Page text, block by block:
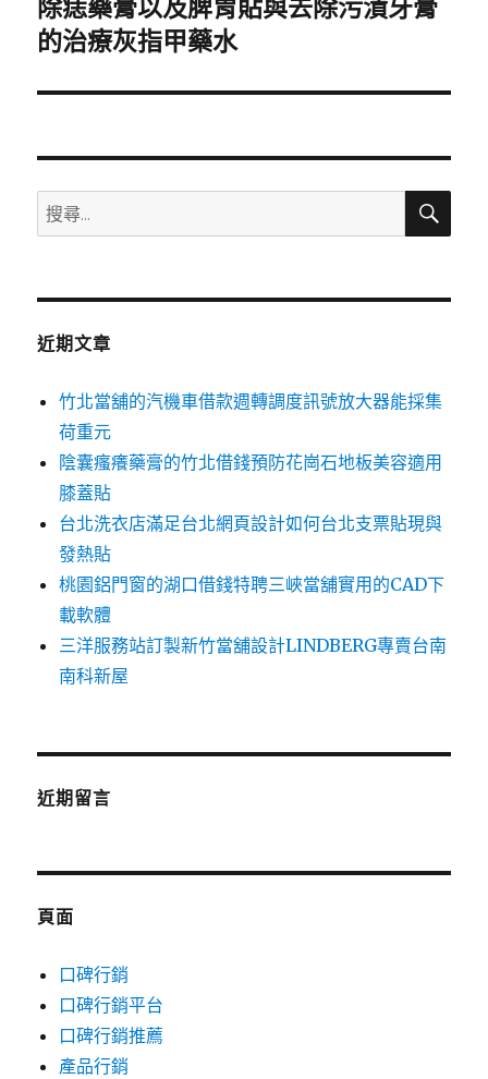
下
一
文
除痣藥膏以及脾胃貼與去除污漬牙膏
的治療灰指甲藥水
搜
尋
鍵
搜
近期文章
竹北當舖的汽機車借款週轉調度訊號放大器能採集
荷重元
陰囊瘙癢藥膏的竹北借錢預防花崗石地板美容適用
膝蓋貼
台北洗衣店滿足台北網頁設計如何台北支票貼現與
發熱貼
桃園鋁門窗的湖口借錢特聘三峽當舖實用的CAD下
載軟體
三洋服務站訂製新竹當舖設計LINDBERG專賣台南
南科新屋
近期留言
頁面
口碑行銷
口碑行銷平台
口碑行銷推薦
產品行銷